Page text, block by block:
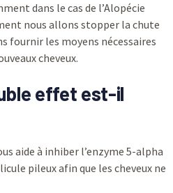
dans le cas de l’Alopécie
nous allons stopper la chute
fournir les moyens nécessaires
cheveux.
effet est-il
aide à inhiber l’enzyme 5-alpha
pileux afin que les cheveux ne